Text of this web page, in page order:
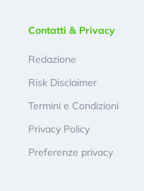
Contatti & Privacy
Redazione
Risk Disclaimer
Termini e Condizioni
Privacy Policy
Preferenze privacy